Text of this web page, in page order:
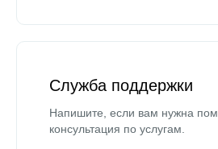
Служба поддержки
Напишите, если вам нужна
консультация по услугам.